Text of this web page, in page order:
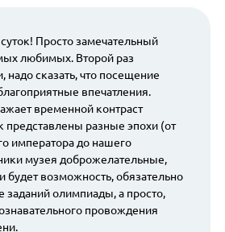
Просто замечательный
любимых. Второй раз
надо сказать, что посещение
впечатления.
временной контраст
представлены разные эпохи (от
императора до нашего
музея доброжелательные,
будет возможность, обязательно
заданий олимпиады, а просто,
провождения